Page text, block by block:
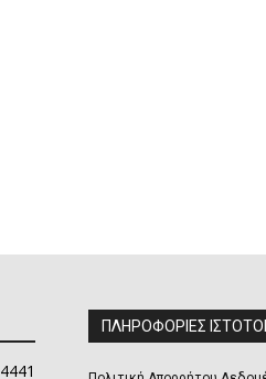
4441
ΠΛΗΡΟΦΟΡΙΕΣ